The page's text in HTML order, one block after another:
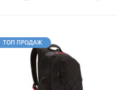
ТОП ПРОДАЖ